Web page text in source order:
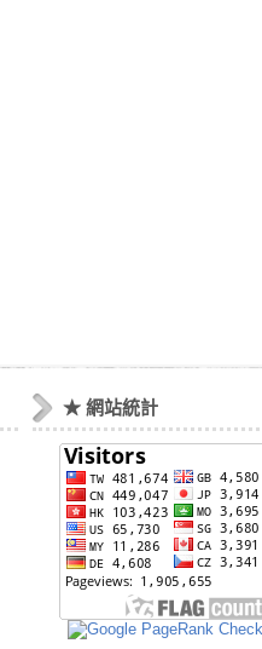
★ 網站統計